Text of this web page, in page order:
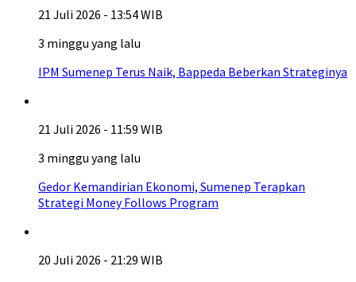
21 Juli 2026 - 13:54 WIB
3 minggu yang lalu
IPM Sumenep Terus Naik, Bappeda Beberkan Strateginya
21 Juli 2026 - 11:59 WIB
3 minggu yang lalu
Gedor Kemandirian Ekonomi, Sumenep Terapkan
Strategi Money Follows Program
20 Juli 2026 - 21:29 WIB